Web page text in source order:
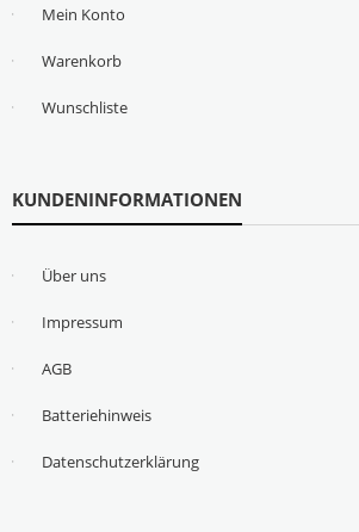
Mein Konto
Warenkorb
Wunschliste
KUNDENINFORMATIONEN
Über uns
Impressum
AGB
Batteriehinweis
Datenschutzerklärung